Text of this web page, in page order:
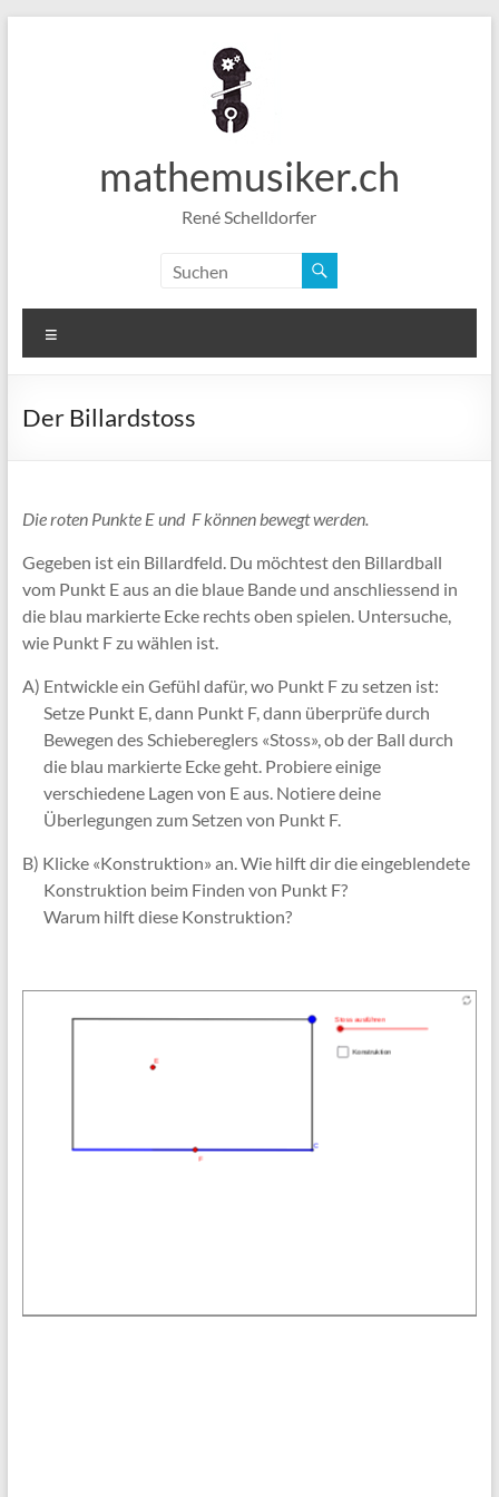
mathemusiker.ch
René Schelldorfer
Der Billardstoss
Die roten Punkte E und F können bewegt werden.
Gegeben ist ein Billardfeld. Du möchtest den Billardball
vom Punkt E aus an die blaue Bande und anschliessend in
die blau markierte Ecke rechts oben spielen. Untersuche,
wie Punkt F zu wählen ist.
A) Entwickle ein Gefühl dafür, wo Punkt F zu setzen ist:
Setze Punkt E, dann Punkt F, dann überprüfe durch
Bewegen des Schiebereglers «Stoss», ob der Ball durch
die blau markierte Ecke geht. Probiere einige
verschiedene Lagen von E aus. Notiere deine
Überlegungen zum Setzen von Punkt F.
B) Klicke «Konstruktion» an. Wie hilft dir die eingeblendete
Konstruktion beim Finden von Punkt F?
Warum hilft diese Konstruktion?